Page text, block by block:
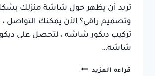
تريد أن يظهر حول شاشة منزلك
وتصميم راقي؟ الأن يمكنك التواصل
تركيب ديكور شاشه ، لتحصل على ديكور
شاشه…
قراءه المزيد ديكورات